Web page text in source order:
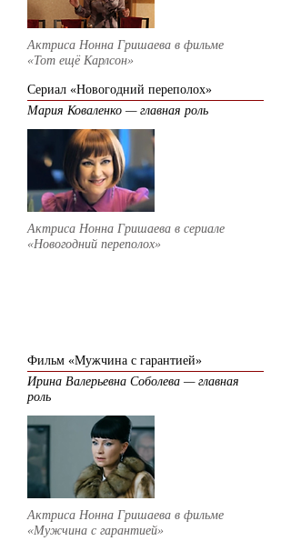
Актриса Нонна Гришаева в фильме
«Тот ещё Карлсон»
Сериал «Новогодний переполох»
Мария Коваленко — главная роль
Актриса Нонна Гришаева в сериале
«Новогодний переполох»
Фильм «Мужчина с гарантией»
Ирина Валерьевна Соболева — главная
роль
Актриса Нонна Гришаева в фильме
«Мужчина с гарантией»